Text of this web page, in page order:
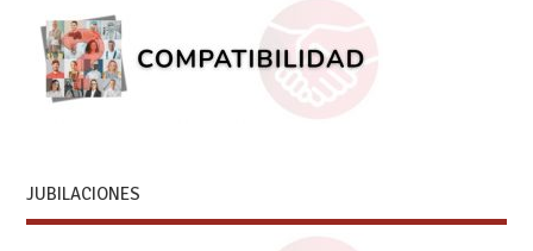
JUBILACIONES